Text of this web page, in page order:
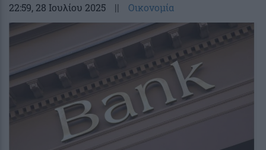
22:59, 28 Ιουλίου 2025 || Οικονομία